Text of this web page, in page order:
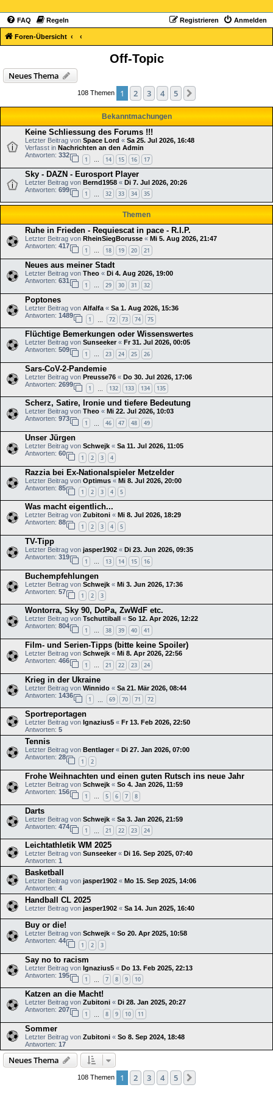
FAQ Regeln Anmelden
Registrieren
Foren-Übersicht
Off-Topic
Neues Thema
108 Themen 1 2 3 4 5
Bekanntmachungen
Keine Schliessung des Forums !!!
Letzter Beitrag von Space Lord « Sa 25. Jul 2026, 16:48
Verfasst in Nachrichten an den Admin
Antworten: 332
1 … 14 15 16 17
Sky - DAZN - Eurosport Player
Letzter Beitrag von Bernd1958 « Di 7. Jul 2026, 20:26
Antworten: 699
1 32 33 34 35
Themen
Ruhe in Frieden - Requiescat in pace - R.I.P.
Letzter Beitrag von RheinSiegBorusse « Mi 5. Aug 2026, 21:47
Antworten: 417
1 … 18 19 20 21
Neues aus meiner Stadt
Letzter Beitrag von Theo « Di 4. Aug 2026, 19:00
Antworten: 631
1 … 29 30 31 32
Poptones
Letzter Beitrag von Alfalfa « Sa 1. Aug 2026, 15:36
Antworten: 1489
1 72 73 74 75
Flüchtige Bemerkungen oder Wissenswertes
Letzter Beitrag von Sunseeker« Fr 31. Jul 2026, 00:05
Antworten: 509
1 … 23 24 25 26
Sars-CoV-2-Pandemie
Letzter Beitrag von Preusse76 « Do 30. Jul 2026, 17:06
Antworten: 2699
1 132 133 134 135
Scherz, Satire, Ironie und tiefere Bedeutung
Letzter Beitrag von Theo « Mi 22. Jul 2026, 10:03
Antworten: 973
1 46 47 48 49
Unser Jürgen
Letzter Beitrag von Schwejk « Sa 11. Jul 2026, 11:05
Antworten: 60
1 2 3 4
Razzia bei Ex-Nationalspieler Metzelder
Letzter Beitrag von Optimus « Mi 8. Jul 2026, 20:00
Antworten: 85
1 2 3 4 5
Was macht eigentlich...
Letzter Beitrag von Zubitoni « Mi 8. Jul 2026, 18:29
Antworten: 88
1 2 3 4 5
TV-Tipp
Letzter Beitrag von jasper1902 « Di 23. Jun 2026, 09:35
Antworten: 319
1 … 13 14 15 16
Buchempfehlungen
Letzter Beitrag von Schwejk « Mi 3. Jun 2026, 17:36
Antworten: 57
1 2 3
Wontorra, Sky 90, DoPa, ZwWdF etc.
Letzter Beitrag von Tschuttiball « So 12. Apr 2026, 12:22
Antworten: 804
1 … 38 39 40 41
Film- und Serien-Tipps (bitte keine Spoiler)
Letzter Beitrag von Schwejk « Mi 8. Apr 2026, 22:56
Antworten: 466
1 … 21 22 23 24
Krieg in der Ukraine
Letzter Beitrag von Winnido « Sa 21. Mär 2026, 08:44
Antworten: 1436
1 69 70 71 72
Sportreportagen
Letzter Beitrag von Ignazius5 « Fr 13. Feb 2026, 22:50
Antworten: 5
Tennis
Letzter Beitrag von Bentlager« Di 27. Jan 2026, 07:00
Antworten: 28
1 2
Frohe Weihnachten und einen guten Rutsch ins neue Jahr
Letzter Beitrag von Schwejk « So 4. Jan 2026, 11:59
Antworten: 156
1 5 6 7 8
Darts
Letzter Beitrag von Schwejk « Sa 3. Jan 2026, 21:59
Antworten: 474
1 21 22 23 24
Leichtathletik WM 2025
Letzter Beitrag von Sunseeker« Di 16. Sep 2025, 07:40
Antworten: 1
Basketball
Letzter Beitrag von jasper1902 « Mo 15. Sep 2025, 14:06
Antworten: 4
Handball CL 2025
Letzter Beitrag von jasper1902 « Sa 14. Jun 2025, 16:40
Buy or die!
Letzter Beitrag von Schwejk « So 20. Apr 2025, 10:58
Antworten: 44
1 2 3
Say no to racism
Letzter Beitrag von Ignazius5 « Do 13. Feb 2025, 22:13
Antworten: 195
1 7 8 9 10
Katzen an die Macht!
Letzter Beitrag von Zubitoni « Di 28. Jan 2025, 20:27
Antworten: 207
1 8 9 10 11
Sommer
Letzter Beitrag von Zubitoni « So 8. Sep 2024, 18:48
Antworten: 17
Neues Thema
108 Themen 1 2 3 4 5